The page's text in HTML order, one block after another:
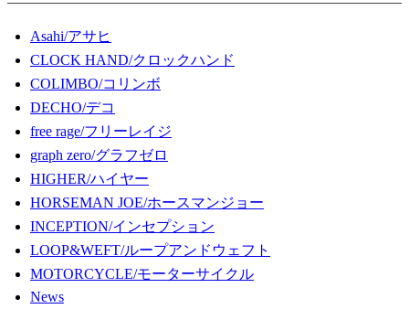
Asahi/アサヒ
CLOCK HAND/クロックハンド
COLIMBO/コリンボ
DECHO/デコ
free rage/フリーレイジ
graph zero/グラフゼロ
HIGHER/ハイヤー
HORSEMAN JOE/ホースマンジョー
INCEPTION/インセプション
LOOP&WEFT/ループアンドウェフト
MOTORCYCLE/モーターサイクル
News